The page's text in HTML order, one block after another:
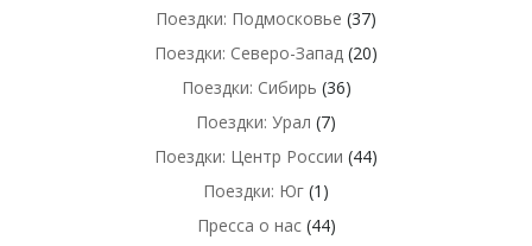
Поездки: Подмосковье (37)
Поездки: Северо-Запад (20)
Поездки: Сибирь (36)
Поездки: Урал (7)
Поездки: Центр России (44)
Поездки: Юг (1)
Пресса о нас(44)